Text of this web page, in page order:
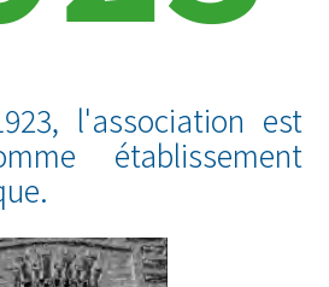
l'association est
établissement